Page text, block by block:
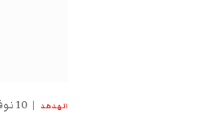
الهدهد 10 نوفمبر، 2025